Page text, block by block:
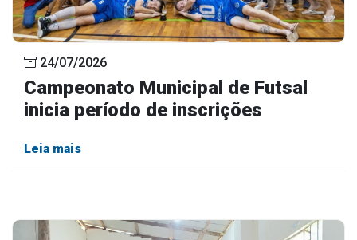
24/07/2026
Campeonato Municipal de Futsal
inicia período de inscrições
Leia mais